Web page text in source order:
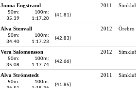
Jonna Engstrand 2011
50m:
35.39
100m:
1:17.20
(41.81)
Alva Stenvall 2012 Örebro
50m:
34.40
100m:
1:17.23
(42.83)
Vera Salomonsson 2012
50m:
35.08
100m:
1:17.74
(42.66)
Alva Strömstedt 2011
50m:
100m:
(41.85)